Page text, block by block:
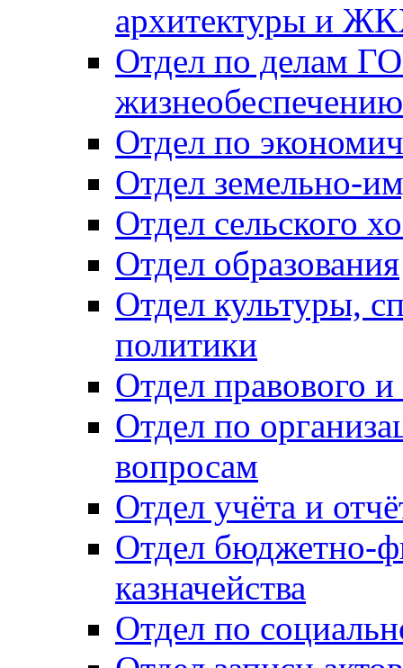
архитектуры и
Отдел по делам
Отдел по
Отдел земельно-
Отдел сельского
Отдел образования
Отдел культуры,
политики
Отдел правового
Отдел по
вопросам
Отдел учёта и
Отдел бюджетно-
казначейства
Отдел по